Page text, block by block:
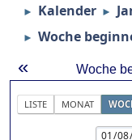
► Kalender ►
► Woche
« Woche
LISTE MONAT